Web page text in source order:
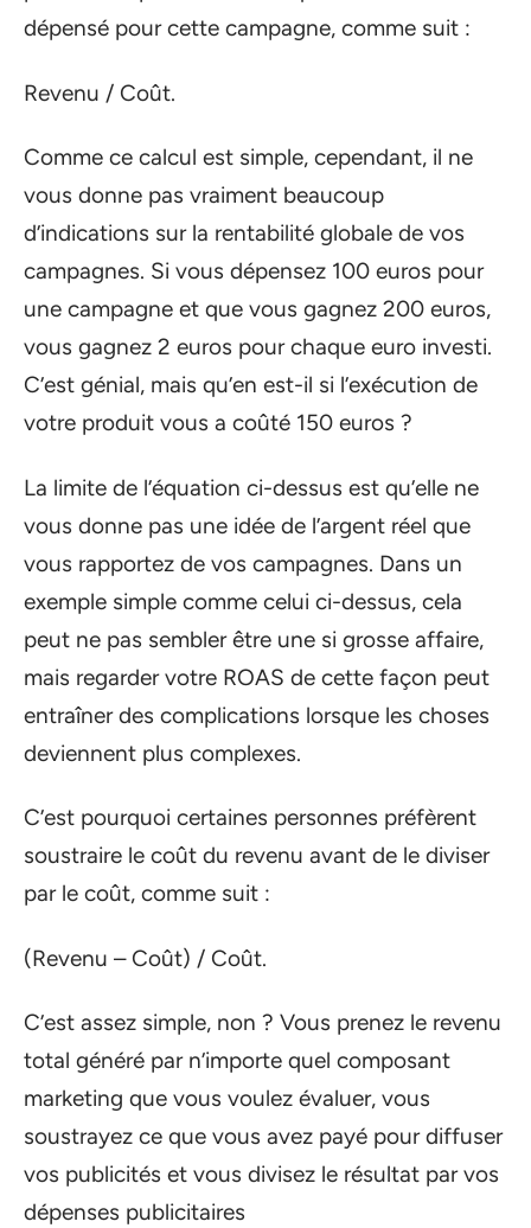
dépensé pour cette campagne, comme suit :
Revenu / Coût.
Comme ce calcul est simple, cependant, il ne
vous donne pas vraiment beaucoup
d’indications sur la rentabilité globale de vos
campagnes. Si vous dépensez 100 euros pour
une campagne et que vous gagnez 200 euros,
vous gagnez 2 euros pour chaque euro investi.
C’est génial, mais qu’en est-il si l’exécution de
votre produit vous a coûté 150 euros ?
La limite de l’équation ci-dessus est qu’elle ne
vous donne pas une idée de l’argent réel que
vous rapportez de vos campagnes. Dans un
exemple simple comme celui ci-dessus, cela
peut ne pas sembler être une si grosse affaire,
mais regarder votre ROAS de cette façon peut
entraîner des complications lorsque les choses
deviennent plus complexes.
C’est pourquoi certaines personnes préfèrent
soustraire le coût du revenu avant de le diviser
par le coût, comme suit :
(Revenu – Coût) / Coût.
C’est assez simple, non ? Vous prenez le revenu
total généré par n’importe quel composant
marketing que vous voulez évaluer, vous
soustrayez ce que vous avez payé pour diffuser
vos publicités et vous divisez le résultat par vos
dépenses publicitaires